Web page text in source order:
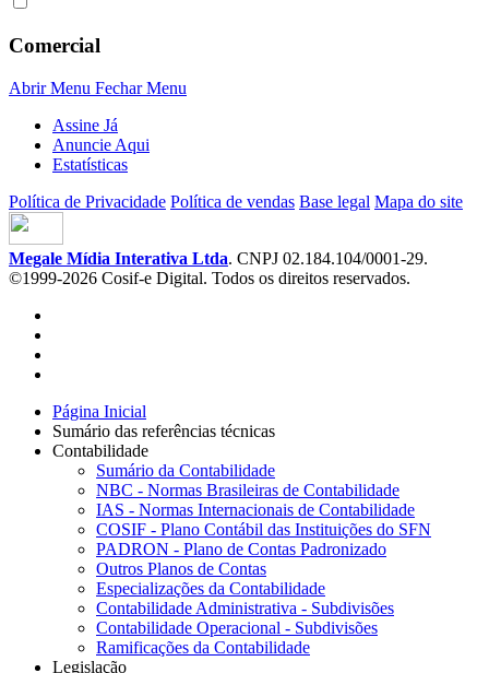
Comercial
Abrir Menu Fechar Menu
Assine Já
Anuncie Aqui
Estatísticas
Política de Privacidade Política de vendas Base legal Mapa do site
Megale Mídia Interativa Ltda. CNPJ 02.184.104/0001-29.
©1999-2026 Cosif-e Digital. Todos os direitos reservados.
Página Inicial
Sumário das referências técnicas
Contabilidade
Sumário da Contabilidade
NBC - Normas Brasileiras de Contabilidade
IAS - Normas Internacionais de Contabilidade
COSIF - Plano Contábil das Instituições do SFN
PADRON - Plano de Contas Padronizado
Outros Planos de Contas
Especializações da Contabilidade
Contabilidade Administrativa - Subdivisões
Contabilidade Operacional - Subdivisões
Ramificações da Contabilidade
Legislação